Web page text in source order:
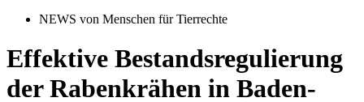
NEWS von Menschen für Tierrechte
Effektive Bestandsregulierung
der Rabenkrähen in Baden-